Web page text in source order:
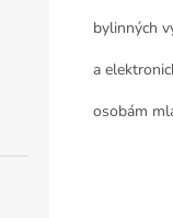
bylinných
a
osobám